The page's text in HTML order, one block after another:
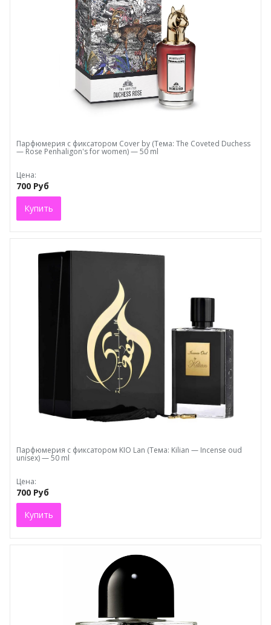
Парфюмерия с фиксатором Cover by (Тема: The Coveted Duchess
— Rose Penhaligon's for women) — 50 ml
Цена:
700 Руб
Купить
Парфюмерия с фиксатором KIO Lan (Тема: Kilian — Incense oud
unisex) — 50 ml
Цена:
700 Руб
Купить